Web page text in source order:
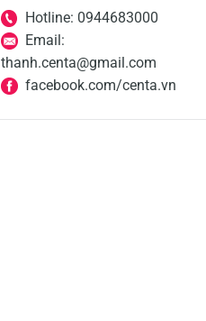
Hotline: 0944683000
Email:
thanh.centa@gmail.com
facebook.com/centa.vn